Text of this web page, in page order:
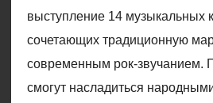
выступление 14 музыкальных
сочетающих традиционную
современным рок‑звучанием.
смогут насладиться